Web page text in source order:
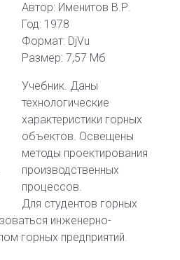
Автор: Именитов В.Р.
Год: 1978
Формат: DjVu
Размер: 7,57 Мб
Учебник. Даны
технологические
характеристики горных
объектов. Освещены
методы проектирования
производственных
процессов.
Для студентов горных
инженерно-
горных предприятий.